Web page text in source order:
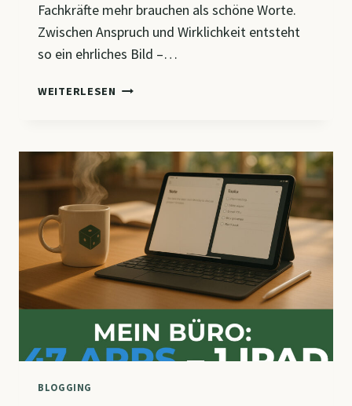
Fachkräfte mehr brauchen als schöne Worte.
Zwischen Anspruch und Wirklichkeit entsteht
so ein ehrliches Bild –…
WEITERLESEN WIE
ARBEITSPLATZ
WIRKLICH?
BLOGGING